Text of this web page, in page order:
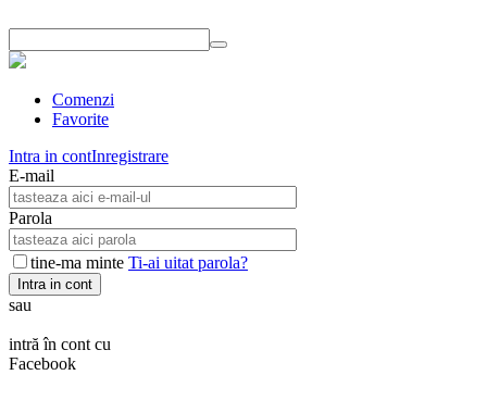
Comenzi
Favorite
Intra in contInregistrare
E-mail
Parola
tine-ma minte Ti-ai uitat parola?
Intra in cont
sau
intră în cont cu
Facebook